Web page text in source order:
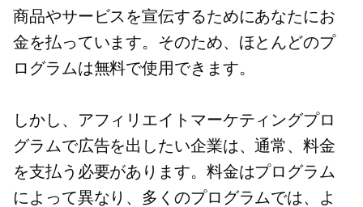
商品やサービスを宣伝するためにあなたにお
金を払っています。そのため、ほとんどのプ
ログラムは無料で使用できます。
しかし、アフィリエイトマーケティングプロ
グラムで広告を出したい企業は、通常、料金
を支払う必要があります。料金はプログラム
によって異なり、多くのプログラムでは、よ